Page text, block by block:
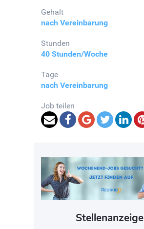
Gehalt
nach Vereinbarung
Stunden
40 Stunden/Woche
Tage
nach Vereinbarung
Job teilen
Stellenanzeige